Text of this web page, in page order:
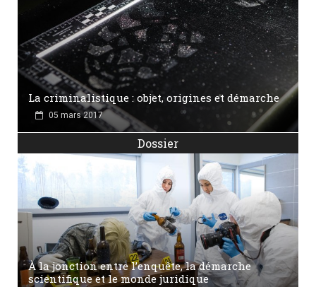
La criminalistique : objet, origines et démarche
05 mars 2017
Dossier
À la jonction entre l’enquête, la démarche
scientifique et le monde juridique